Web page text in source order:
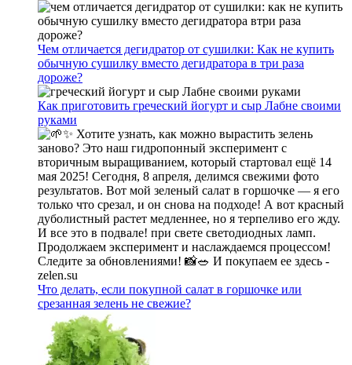
Чем отличается дегидратор от сушилки: Как не купить
обычную сушилку вместо дегидратора в три раза
дороже?
Как приготовить греческий йогурт и сыр Лабне своими
руками
Что делать, если покупной салат в горшочке или
срезанная зелень не свежие?